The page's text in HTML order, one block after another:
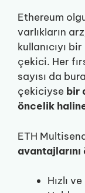
Ethereum
varlıkların
kullanıcıyı
çekici. Her
sayısı da
çekiciyse bir
öncelik
ETH
Hızlı